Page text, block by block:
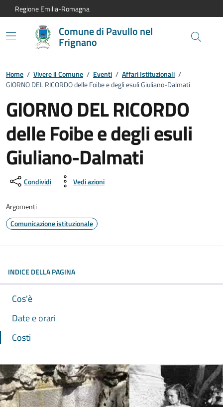
Vai al contenuto principale
Vai alla navigazione del sito
Vai al piede di pagina
Regione Emilia-Romagna
Comune di Pavullo nel
Frignano
Home / Vivere il Comune / Eventi / Affari Istituzionali /
GIORNO DEL RICORDO delle Foibe e degli esuli Giuliano-Dalmati
GIORNO DEL RICORDO
delle Foibe e degli esuli
Giuliano-Dalmati
Dettagli dell'evento:
Condividi Vedi azioni
Argomenti
Comunicazione istituzionale
INDICE DELLA PAGINA
Cos'è
Date e orari
Costi